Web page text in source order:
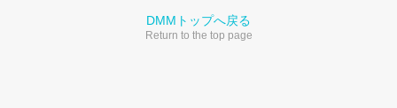
DMMトップへ戻る
Return to the top page